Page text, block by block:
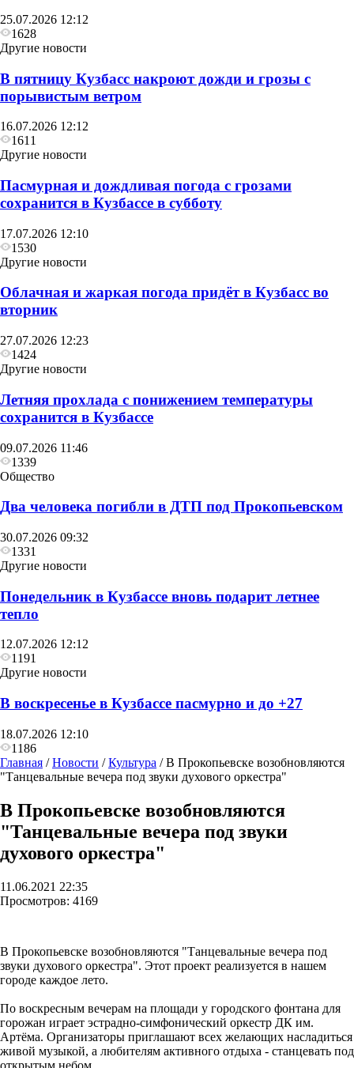
25.07.2026 12:12
1628
Другие новости
В пятницу Кузбасс накроют дожди и грозы с
порывистым ветром
16.07.2026 12:12
1611
Другие новости
Пасмурная и дождливая погода с грозами
сохранится в Кузбассе в субботу
17.07.2026 12:10
1530
Другие новости
Облачная и жаркая погода придёт в Кузбасс во
вторник
27.07.2026 12:23
1424
Другие новости
Летняя прохлада с понижением температуры
сохранится в Кузбассе
09.07.2026 11:46
1339
Общество
Два человека погибли в ДТП под Прокопьевском
30.07.2026 09:32
1331
Другие новости
Понедельник в Кузбассе вновь подарит летнее
тепло
12.07.2026 12:12
1191
Другие новости
В воскресенье в Кузбассе пасмурно и до +27
18.07.2026 12:10
1186
Главная /Новости /Культура /В Прокопьевске возобновляются
"Танцевальные вечера под звуки духового оркестра"
В Прокопьевске возобновляются
"Танцевальные вечера под звуки
духового оркестра"
11.06.2021 22:35
Просмотров: 4169
В Прокопьевске возобновляются "Танцевальные вечера под
звуки духового оркестра". Этот проект реализуется в нашем
городе каждое лето.
По воскресным вечерам на площади у городского фонтана для
горожан играет эстрадно-симфонический оркестр ДК им.
Артёма. Организаторы приглашают всех желающих насладиться
живой музыкой, а любителям активного отдыха - станцевать под
открытым небом.